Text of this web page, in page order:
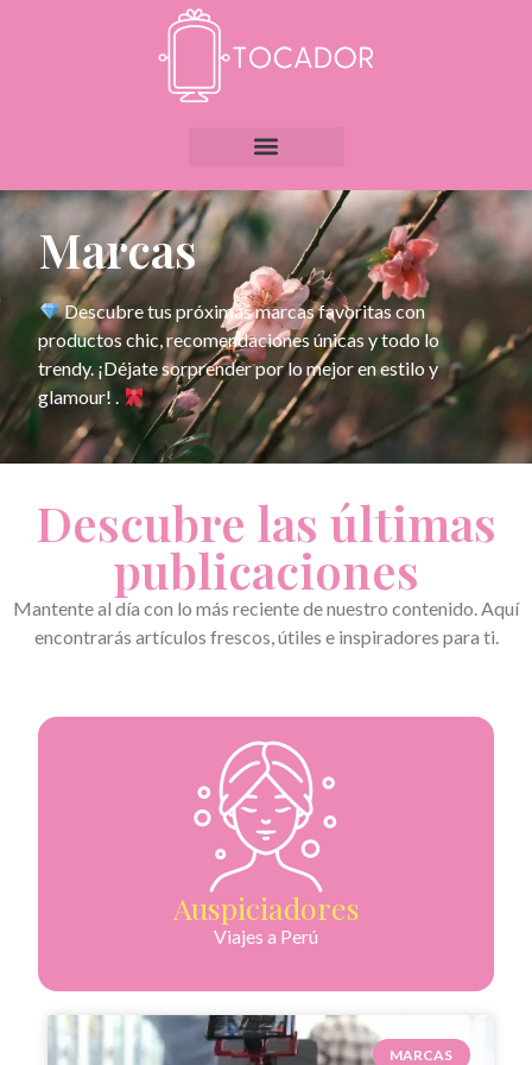
Marcas
Descubre tus próximas marcas favoritas con
productos chic, recomendaciones únicas y todo lo
trendy. ¡Déjate sorprender por lo mejor en estilo y
glamour! .
Descubre las últimas
publicaciones
Mantente al día con lo más reciente de nuestro contenido. Aquí
encontrarás artículos frescos, útiles e inspiradores para ti.
Auspiciadores
Viajes a Perú
MARCAS